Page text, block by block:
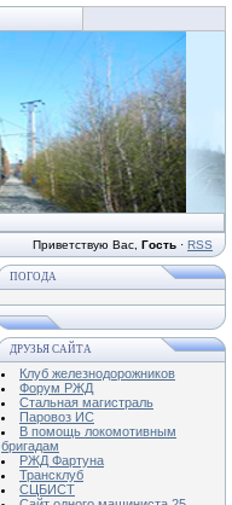
Приветствую Вас Гость · RSS
ПОГОДА
ДРУЗЬЯ САЙТА
Клуб железнодорожников
Форум РЖД
Стальная магистраль
Паровоз ИС
В помощь локомотивным
бригадам
РЖД Фартуна
Трансклуб
СЦБИСТ